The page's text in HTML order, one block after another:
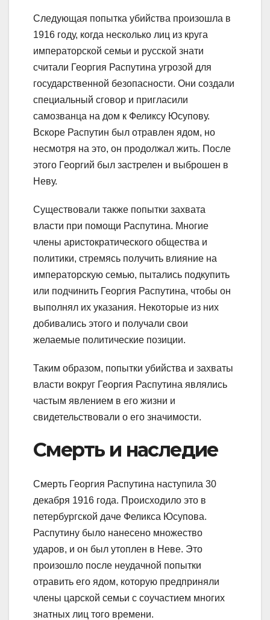
Следующая попытка убийства произошла в
1916 году, когда несколько лиц из круга
императорской семьи и русской знати
считали Георгия Распутина угрозой для
государственной безопасности. Они создали
специальный сговор и пригласили
самозванца на дом к Феликсу Юсупову.
Вскоре Распутин был отравлен ядом, но
несмотря на это, он продолжал жить. После
этого Георгий был застрелен и выброшен в
Неву.
Существовали также попытки захвата
власти при помощи Распутина. Многие
члены аристократического общества и
политики, стремясь получить влияние на
императорскую семью, пытались подкупить
или подчинить Георгия Распутина, чтобы он
выполнял их указания. Некоторые из них
добивались этого и получали свои
желаемые политические позиции.
Таким образом, попытки убийства и захваты
власти вокруг Георгия Распутина являлись
частым явлением в его жизни и
свидетельствовали о его значимости.
Смерть и наследие
Смерть Георгия Распутина наступила 30
декабря 1916 года. Происходило это в
петербургской даче Феликса Юсупова.
Распутину было нанесено множество
ударов, и он был утоплен в Неве. Это
произошло после неудачной попытки
отравить его ядом, которую предприняли
члены царской семьи с соучастием многих
знатных лиц того времени.